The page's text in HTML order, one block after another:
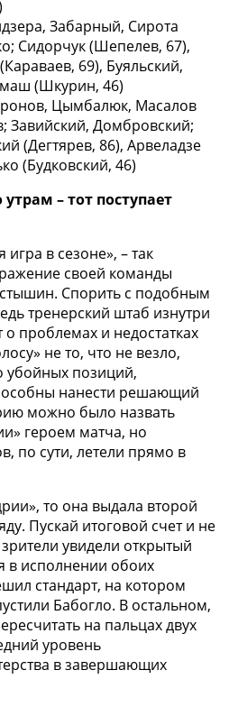
Забарный, Сирота
Сидорчук (Шепелев, 67),
69), Буяльский,
(Шкурин, 46)
Цымбалюк, Масалов
Завийский, Домбровский;
(Дегтярев, 86), Арвеладзе
(Будковский, 46)
– тот поступает
в сезоне», – так
своей команды
Спорить с подобным
тренерский штаб изнутри
проблемах и недостатках
не то, что не везло,
убойных позиций,
нанести решающий
можно было назвать
героем матча, но
по сути, летели прямо в
то она выдала второй
Пускай итоговой счет и не
увидели открытый
в исполнении обоих
стандарт, на котором
Бабогло. В остальном,
на пальцах двух
уровень
в завершающих